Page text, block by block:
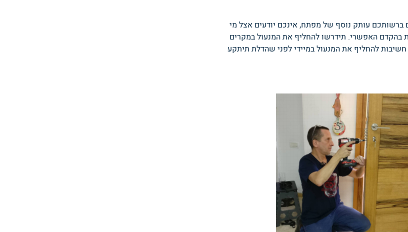
ברשותכם עותק נוסף של מפתח, אינכם יודעים אצל מי
האפשרי. תידרשו להחליף את המנעול במקרים
להחליף את המנעול במיידי לפני שהדלת תיתקע